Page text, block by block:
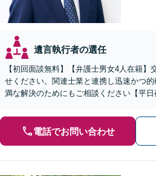
遺言執行者の選任
【初回面談無料】【弁護士男女4人在籍】
せください。関連士業と連携し迅速かつ
満な解決のためにもご相談ください【平
電話でお問い合わせ